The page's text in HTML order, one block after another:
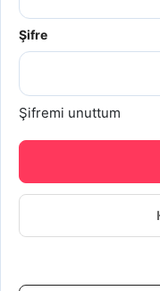
Şifre
Şifremi unuttum